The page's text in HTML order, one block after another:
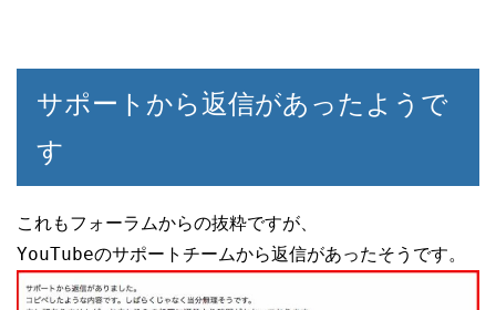
サポートから返信があったようで
す
これもフォーラムからの抜粋ですが、